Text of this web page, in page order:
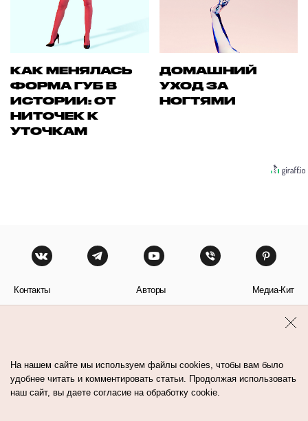
КАК МЕНЯЛАСЬ
ФОРМА ГУБ В
ИСТОРИИ: ОТ
НИТОЧЕК К
УТОЧКАМ
ДОМАШНИЙ
УХОД ЗА
НОГТЯМИ
Контакты Авторы Медиа-Кит
На нашем сайте мы используем файлы cookies, чтобы вам было
удобнее читать и комментировать статьи. Продолжая использовать
наш сайт, вы даете согласие на обработку cookie.